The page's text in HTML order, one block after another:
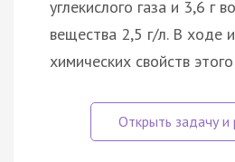
углекислого газа и 3,6 г
вещества 2,5 г/л. В ходе
химических свойств